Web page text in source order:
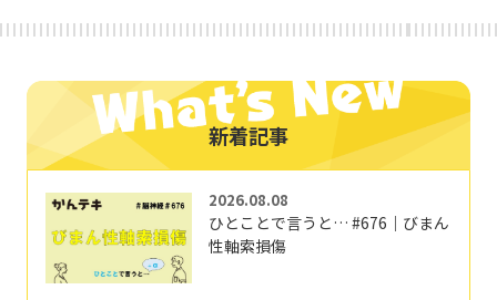
新着記事
2026.08.08
ひとことで言うと… #676｜びまん
性軸索損傷